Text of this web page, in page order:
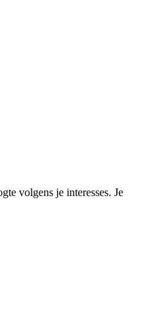
volgens je interesses. Je